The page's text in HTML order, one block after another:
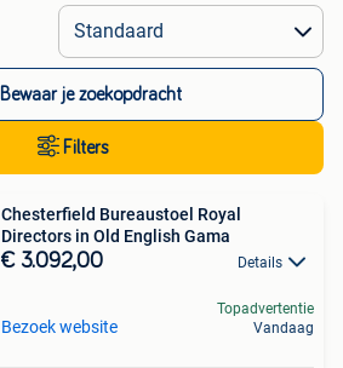
Alle afstanden…
Bewaar je zoekopdracht
Filters
Chesterfield Bureaustoel Royal
Directors in Old English Gama
€ 3.092,00 Details
Bezoek website
Topadvertentie
Vandaag